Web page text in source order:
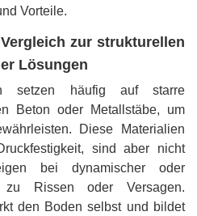
Vorteile.
zur strukturellen
Lösungen
setzen häufig auf starre
Beton oder Metallstäbe, um
Diese Materialien
sind aber nicht
bei dynamischer oder
zu Rissen oder Versagen.
den Boden selbst und bildet